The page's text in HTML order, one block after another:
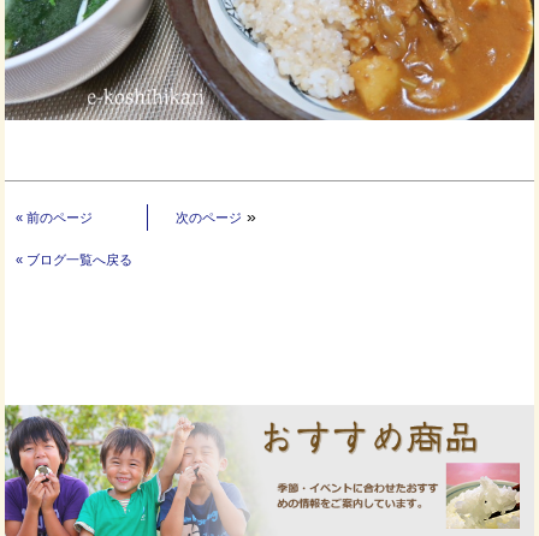
« 前のページ 次のページ »
« ブログ一覧へ戻る